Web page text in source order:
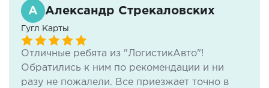
порадовала. Однозначно обратимся еще раз
при необходимости и будем рекомендовать
другим!
Александр Стрекаловских
Гугл Карты
Отличные ребята из "ЛогистикАвто"!
Обратились к ним по рекомендации и ни
разу не пожалели. Все приезжает точно в